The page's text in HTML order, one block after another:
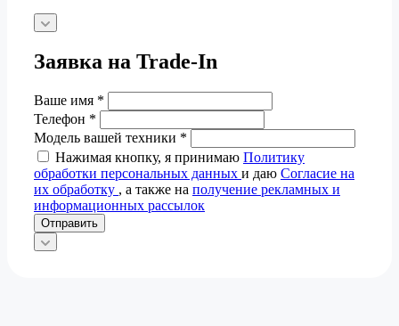
Заявка на Trade-In
Ваше имя *
Телефон *
Модель вашей техники *
Нажимая кнопку, я принимаю Политику
обработки персональных данных и даю Согласие на
их обработку , а также на получение рекламных и
информационных рассылок
Отправить